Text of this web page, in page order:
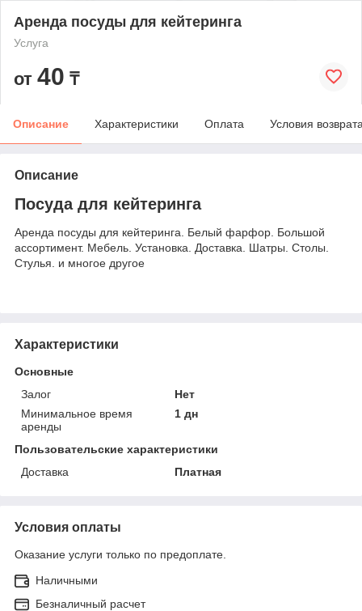
Аренда посуды для кейтеринга
Услуга
от 40 ₸
Описание Характеристики Оплата Условия
Описание
Посуда для кейтеринга
Аренда посуды для кейтеринга. Белый фарфор. Большой
ассортимент. Мебель. Установка. Доставка. Шатры. Столы.
Стулья. и многое другое
Характеристики
Основные
Залог
Нет
Минимальное время
аренды
1 дн
Пользовательские характеристики
Доставка
Платная
Условия оплаты
Оказание услуги только по предоплате.
Наличными
Безналичный расчет